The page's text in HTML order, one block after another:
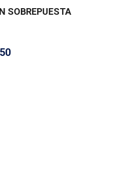
SOBREPUESTA